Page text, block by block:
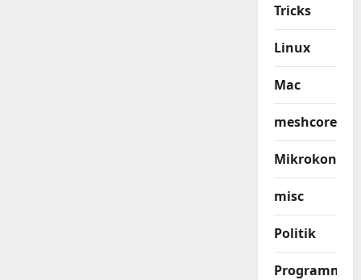
Tricks
Linux
Mac
meshcore
misc
Politik